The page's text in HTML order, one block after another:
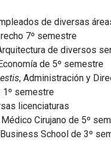
de diversas
7º semestre
de diversos
de 5º semestre
, Administración y
1º semestre
licenciaturas
Médico Cirujano de 5º
School de 3º